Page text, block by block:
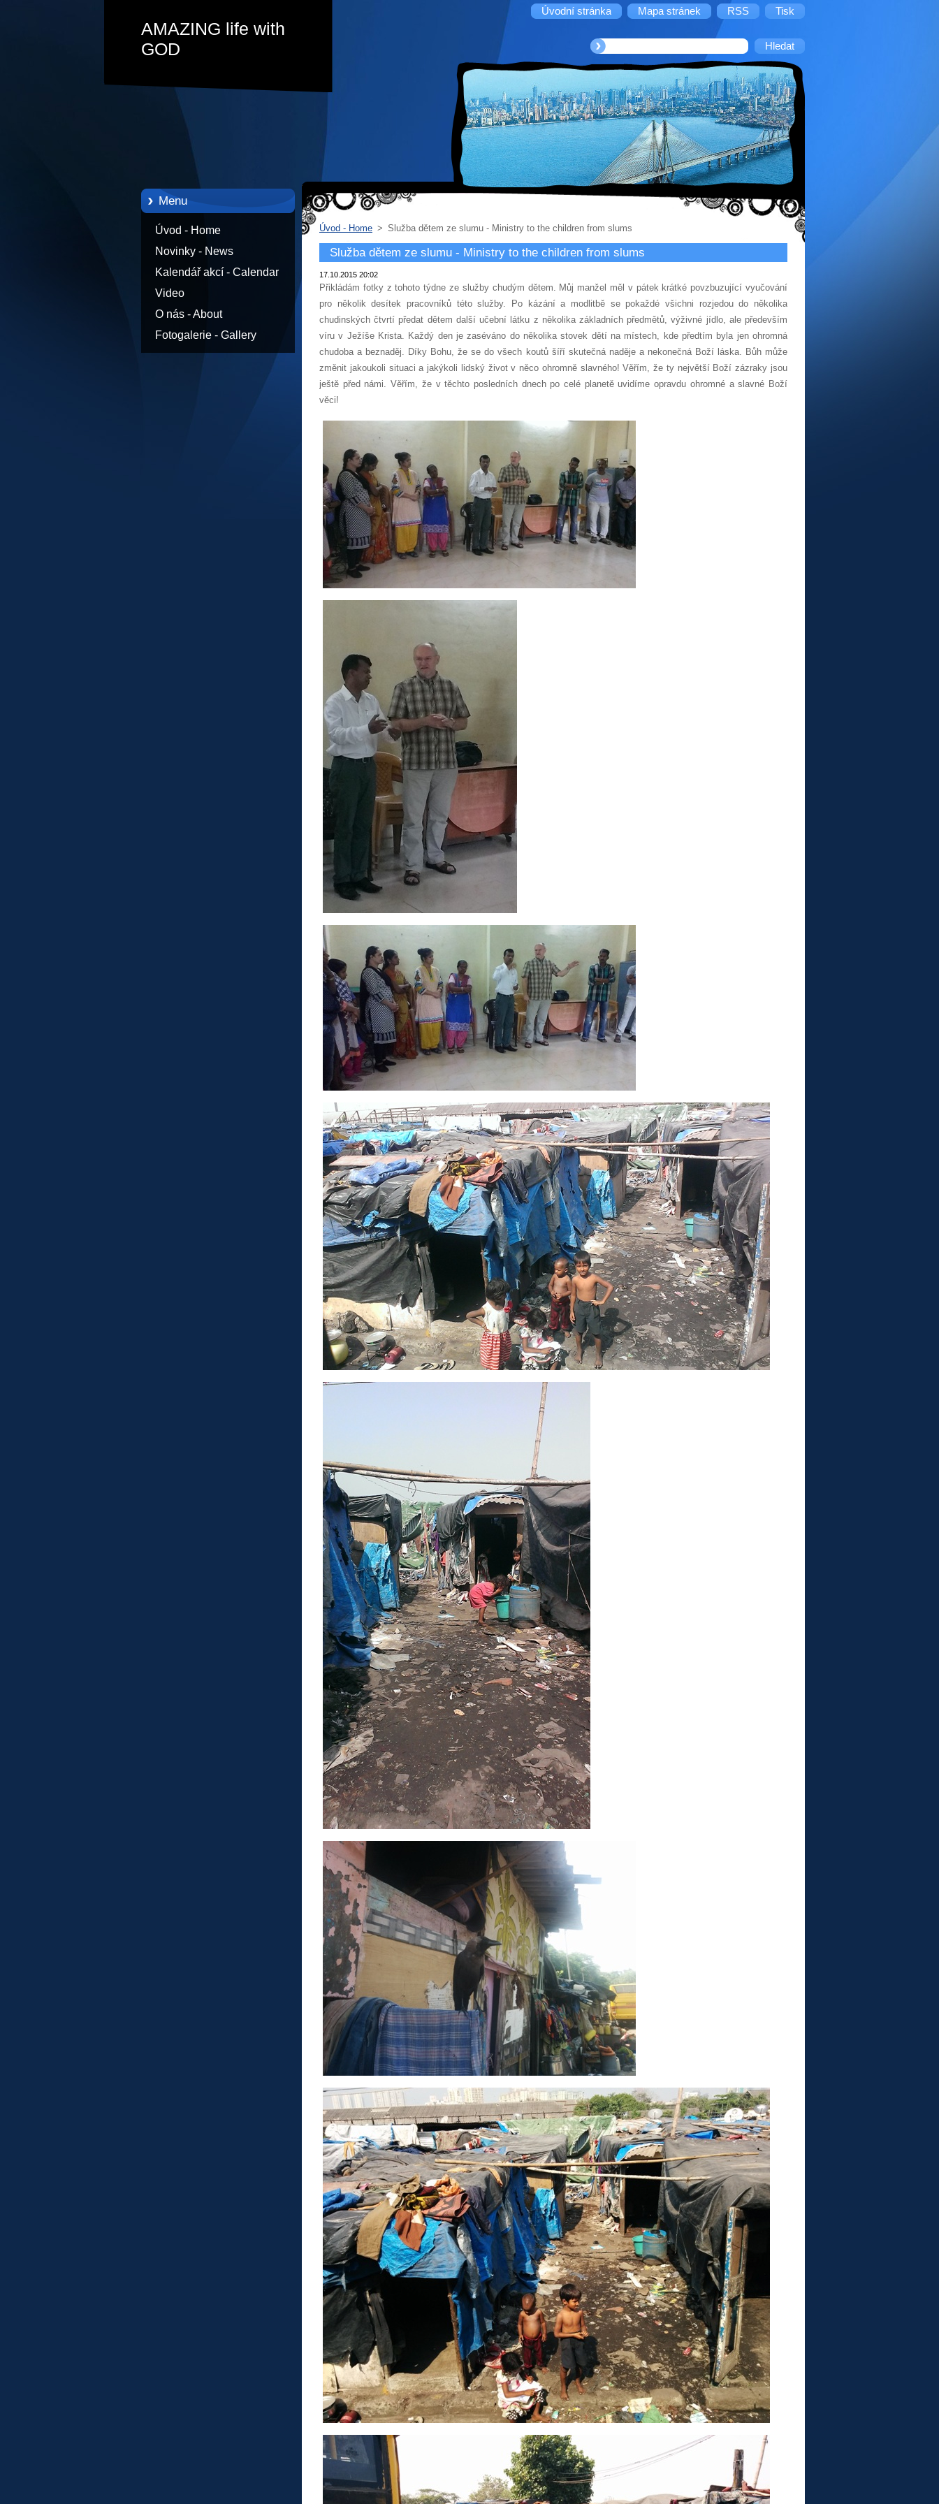
Úvodní stránka Mapa stránek RSS Tisk
AMAZING life with
GOD
Menu
Úvod - Home
Novinky - News
Kalendář akcí - Calendar
Video
O nás - About
Fotogalerie - Gallery
Úvod - Home > Služba dětem ze slumu - Ministry to the children from slums
Služba dětem ze slumu - Ministry to the children from slums
17.10.2015 20:02
Přikládám fotky z tohoto týdne ze služby chudým dětem. Můj manžel měl v pátek krátké povzbuzující vyučování
pro několik desítek pracovníků této služby. Po kázání a modlitbě se pokaždé všichni rozjedou do několika
chudinských čtvrtí předat dětem další učební látku z několika základních předmětů,výživné jídlo, ale především
víru v Ježíše Krista. Každý den je zaséváno do několika stovek dětí na místech, kde předtím byla jen ohromná
chudoba a beznaděj. Díky Bohu, že se do všech koutů šíří skutečná naděje a nekonečná Boží láska. Bůh může
změnit jakoukoli situaci a jakýkoli lidský život v něco ohromně slavného! Věřím, že ty největší Boží zázraky jsou
ještě před námi. Věřím, že v těchto posledních dnech po celé planetě uvidíme opravdu ohromné a slavné Boží
věci!